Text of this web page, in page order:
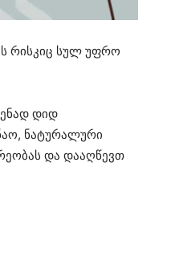
რისკიც სულ უფრო
დიდ
ნატურალური
და დააღწევთ